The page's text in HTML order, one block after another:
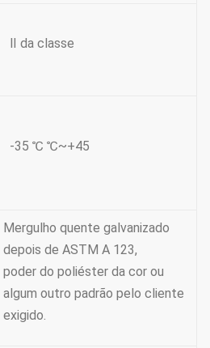
Ⅱ da classe
-35 ℃ ℃~+45
Mergulho quente galvanizado
depois de ASTM A 123,
poder do poliéster da cor ou
algum outro padrão pelo cliente
exigido.